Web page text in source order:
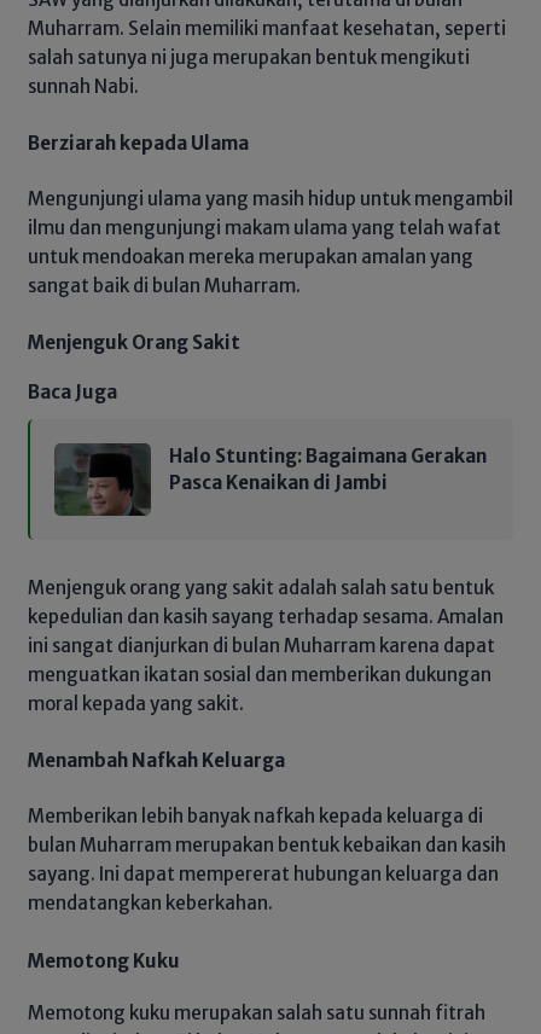
Muharram. Selain memiliki manfaat kesehatan, seperti
salah satunya ni juga merupakan bentuk mengikuti
sunnah Nabi.
Berziarah kepada Ulama
Mengunjungi ulama yang masih hidup untuk mengambil
ilmu dan mengunjungi makam ulama yang telah wafat
untuk mendoakan mereka merupakan amalan yang
sangat baik di bulan Muharram.
Menjenguk Orang Sakit
Baca Juga
Halo Stunting: Bagaimana Gerakan
Pasca Kenaikan di Jambi
Menjenguk orang yang sakit adalah salah satu bentuk
kepedulian dan kasih sayang terhadap sesama. Amalan
ini sangat dianjurkan di bulan Muharram karena dapat
menguatkan ikatan sosial dan memberikan dukungan
moral kepada yang sakit.
Menambah Nafkah Keluarga
Memberikan lebih banyak nafkah kepada keluarga di
bulan Muharram merupakan bentuk kebaikan dan kasih
sayang. Ini dapat mempererat hubungan keluarga dan
mendatangkan keberkahan.
Memotong Kuku
Memotong kuku merupakan salah satu sunnah fitrah